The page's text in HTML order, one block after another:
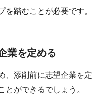
踏むことが必要です。
業を定める
、添削前に志望企業を定
ができるでしょう。